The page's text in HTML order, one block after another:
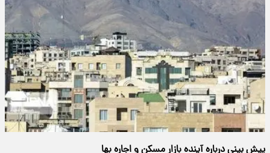
پیش بینی درباره آینده بازار مسکن و اجاره بها